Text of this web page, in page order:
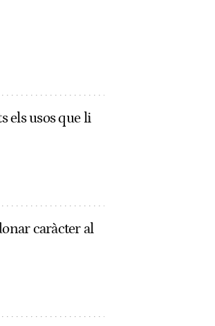
els usos que li
caràcter al